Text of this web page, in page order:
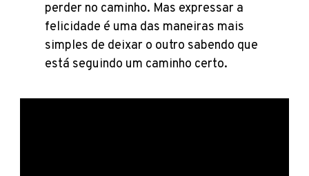
perder no caminho. Mas expressar a
felicidade é uma das maneiras mais
simples de deixar o outro sabendo que
está seguindo um caminho certo.